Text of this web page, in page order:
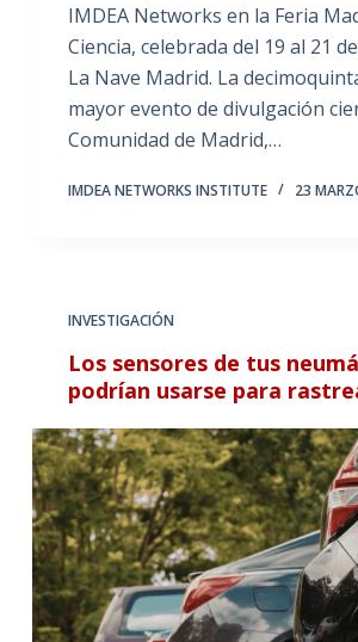
IMDEA Networks en la Feria
Ciencia, celebrada del 19 al 21
La Nave Madrid. La
mayor evento de divulgación
Comunidad de Madrid,…
IMDEA NETWORKS INSTITUTE 23
INVESTIGACIÓN
Los sensores de tus
podrían usarse para